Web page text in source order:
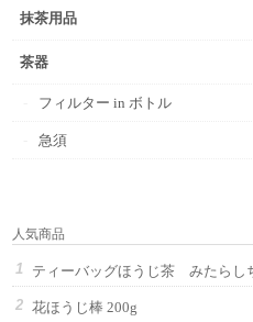
抹茶用品
茶器
フィルター in ボトル
急須
人気商品
ティーバッグほうじ茶 みたら
花ほうじ棒 200g